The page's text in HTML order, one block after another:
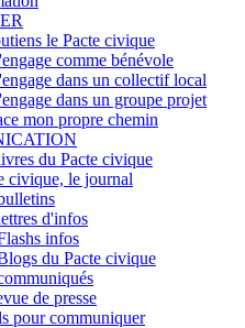
le Pacte civique
comme bénévole
dans un collectif local
dans un groupe projet
mon propre chemin
du Pacte civique
civique, le journal
d'infos
infos
du Pacte civique
de presse
pour communiquer